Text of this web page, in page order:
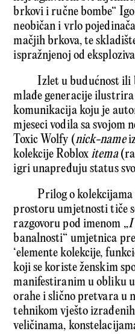
brkovi i ručne bombe“
neobičan i vrlo
mačjih brkova, te
ispražnjenoj od
Izlet u budućnost ili
mlađe generacije
komunikacija koju je
mjeseci vodila sa svojom
Toxic Wolfy (nick-name
kolekcije Robloxitema
igri unapređuju status
Prilog o
prostoru umjetnosti tiče
razgovoru pod imenom „I
banalnosti“ umjetnica
‘elemente kolekcije,
koji se koriste ženskim
manifestiranim u obliku
orahe i slično pretvara u
tehnikom vješto
veličinama,